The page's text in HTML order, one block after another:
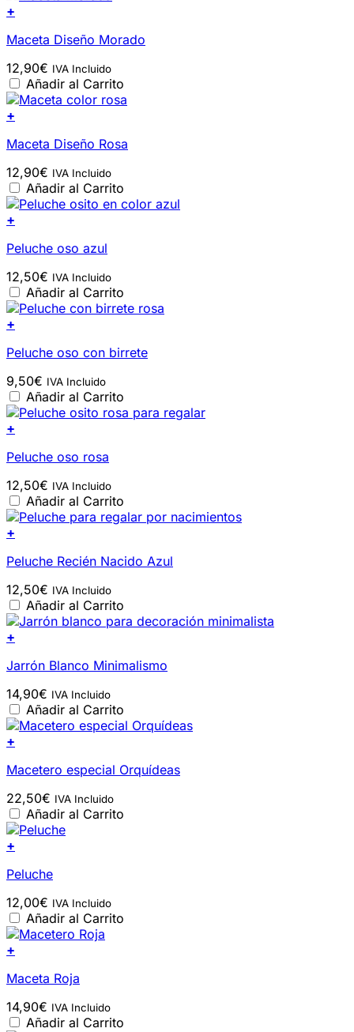
+
Maceta Diseño Morado
12,90€ IVA Incluido
Añadir al Carrito
+
Maceta Diseño Rosa
12,90€ IVA Incluido
Añadir al Carrito
+
Peluche oso azul
12,50€ IVA Incluido
Añadir al Carrito
+
Peluche oso con birrete
9,50€ IVA Incluido
Añadir al Carrito
+
Peluche oso rosa
12,50€ IVA Incluido
Añadir al Carrito
+
Peluche Recién Nacido Azul
12,50€ IVA Incluido
Añadir al Carrito
+
Jarrón Blanco Minimalismo
14,90€ IVA Incluido
Añadir al Carrito
+
Macetero especial Orquídeas
22,50€ IVA Incluido
Añadir al Carrito
+
Peluche
12,00€ IVA Incluido
Añadir al Carrito
+
Maceta Roja
14,90€ IVA Incluido
Añadir al Carrito